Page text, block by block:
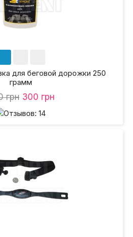
для беговой дорожки 250
грамм
грн 300 грн